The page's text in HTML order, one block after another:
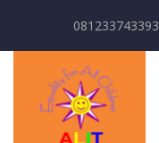
081233743393